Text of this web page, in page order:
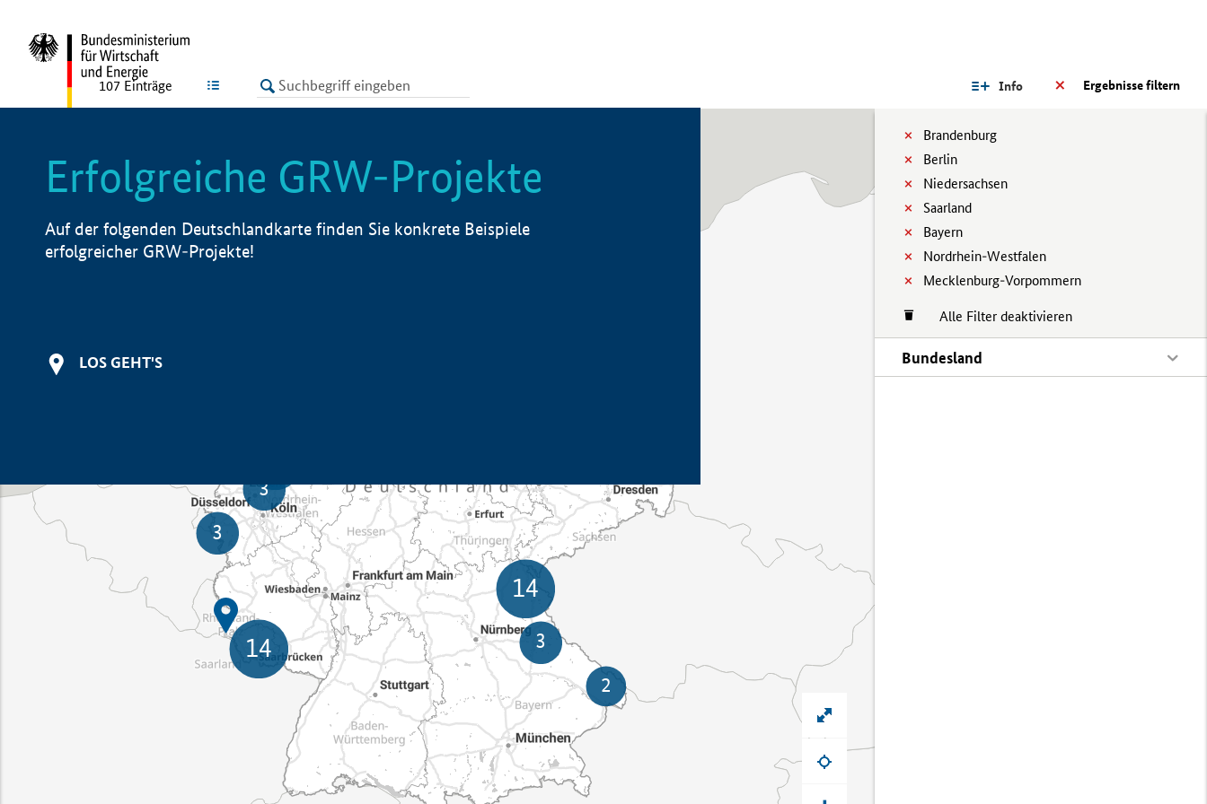
LISTE Ergebnisse filtern
Info
Brandenburg
Berlin
Niedersachsen
Saarland
Bayern
Nordrhein-Westfalen
Mecklenburg-Vorpommern
Alle Filter deaktivieren
Bundesland
107 Einträge
Erfolgreiche GRW-Projekte
Auf der folgenden Deutschlandkarte finden Sie konkrete Beispiele
erfolgreicher GRW-Projekte!
LOS GEHT'S